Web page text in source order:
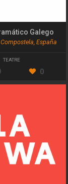
Galego
España
TEATRE
0